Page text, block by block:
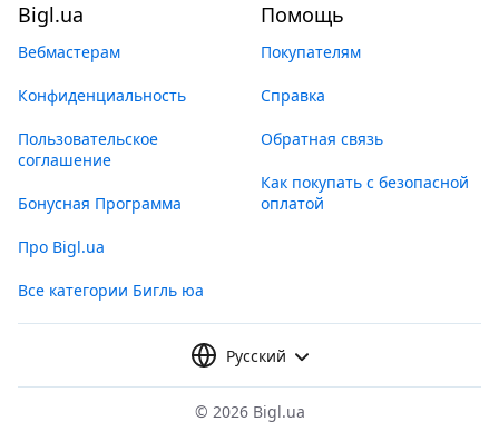
Bigl.ua
Вебмастерам
Конфиденциальность
Пользовательское
соглашение
Бонусная Программа
Про Bigl.ua
Все категории Бигль юа
Помощь
Покупателям
Справка
Обратная связь
Как покупать с безопасной
оплатой
Русский
© 2026 Bigl.ua